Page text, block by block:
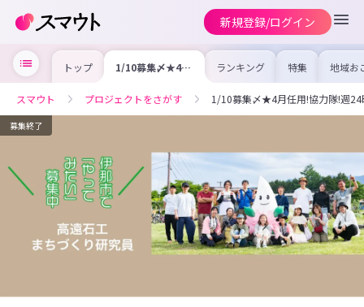
新規登録/ログイン
トップ 1/10募集〆★4月
任用!協力隊!週24
石工まちづくり研
究員!
ランキング 特集 地域お
の求
を集め
事内容
を比較
合った
スマウト プロジェクトをさがす 1/10募集〆★4月任用!協力隊!週24
募集終了